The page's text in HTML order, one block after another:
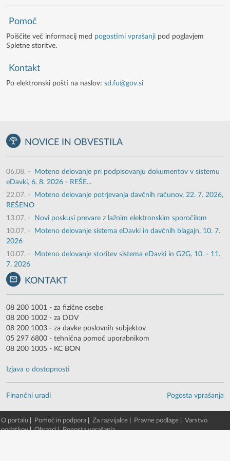
Pomoč
Poiščite več informacij med pogostimi vprašanji pod poglavjem
Spletne storitve.
Kontakt
Po elektronski pošti na naslov: sd.fu@gov.si
NOVICE IN OBVESTILA
06.08. -
Moteno delovanje pri podpisovanju dokumentov v sistemu
eDavki, 6. 8. 2026 - REŠE...
22.07. -
Moteno delovanje potrjevanja davčnih računov, 22. 7. 2026,
REŠENO
13.07. -
Novi poskusi prevare z lažnim elektronskim sporočilom
10.07. -
Moteno delovanje sistema eDavki in davčnih blagajn, 10. 7.
2026
10.07. -
Moteno delovanje storitev sistema eDavki in G2G, 10. - 11.
7. 2026
KONTAKT
08 200 1001 - za fizične osebe
08 200 1002 - za DDV
08 200 1003 - za davke poslovnih subjektov
05 297 6800 - tehnična pomoč uporabnikom
08 200 1005 - KC BON
Izjava o dostopnosti
Finančni uradi Pogosta vprašanja
O portalu Pomoč in podpora Za razvijalce Pravne podlage
Varstvo
podatkov|Obrazci|Pogosta vprašanja